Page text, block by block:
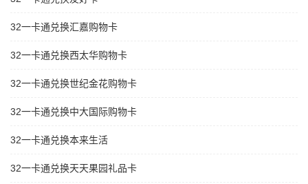
32一卡通兑换汇嘉购物卡
32一卡通兑换西太华购物卡
32一卡通兑换世纪金花购物卡
32一卡通兑换中大国际购物卡
32一卡通兑换本来生活
32一卡通兑换天天果园礼品卡